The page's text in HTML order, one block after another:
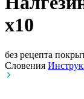
x10
без рецепта
Словения